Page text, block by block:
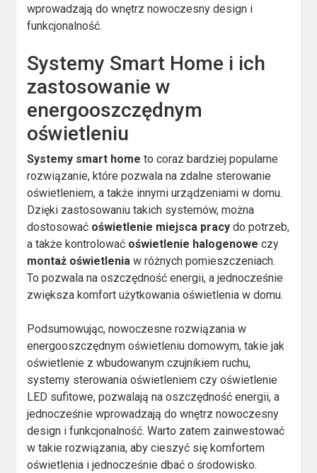
wprowadzają do wnętrz nowoczesny design i
funkcjonalność.
Systemy Smart Home i ich
zastosowanie w
energooszczędnym
oświetleniu
Systemy smart home to coraz bardziej popularne
rozwiązanie, które pozwala na zdalne sterowanie
oświetleniem, a także innymi urządzeniami w domu.
Dzięki zastosowaniu takich systemów, można
dostosować oświetlenie miejsca pracy do potrzeb,
a także kontrolować oświetlenie halogenowe czy
montaż oświetlenia w różnych pomieszczeniach.
To pozwala na oszczędność energii, a jednocześnie
zwiększa komfort użytkowania oświetlenia w domu.
Podsumowując, nowoczesne rozwiązania w
energooszczędnym oświetleniu domowym, takie jak
oświetlenie z wbudowanym czujnikiem ruchu,
systemy sterowania oświetleniem czy oświetlenie
LED sufitowe, pozwalają na oszczędność energii, a
jednocześnie wprowadzają do wnętrz nowoczesny
design i funkcjonalność. Warto zatem zainwestować
w takie rozwiązania, aby cieszyć się komfortem
oświetlenia i jednocześnie dbać o środowisko.